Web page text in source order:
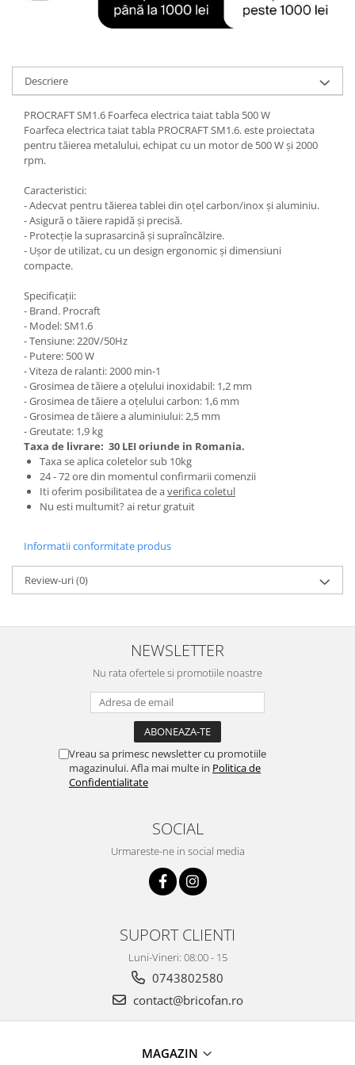
Tractoraș de tuns gazonul
deplumatoare
Echipamente pentru animale
Piese si accesorii aparate de tuns
animale
Tarcuri animale
Semanatori
Masini batut stalpi si accesorii
Roabe & accesorii
Casute gradina si cutii depozitare
Corturi, Prelate si plase de
umbrire
Lopeti zapada
Zdrobitoare si teascuri
Teascuri
Zdrobitoare electrice
Zdrobitoare electrice & manuale
Zdrobitoare manuale
Masini de cusut si accesorii
Articole antidaunatori gradina
Suflante si aspiratoare exterior
Unelte altoit
Stropitori
Folie si plase pt plante
Masini de maturat manuale
Masini batut stalpi
Pentru Casa si Camping
Aragaze, plite, piese butelii de
Accesorii aragaze & butelii
Pirostrii si accesorii pentru gatit
Corpuri de iluminat
Lumina de crestere pentru plante
Descriere
PROCRAFT SM1.6 Foarfeca electrica taiat tabla 500 W
Foarfeca electrica taiat tabla PROCRAFT SM1.6. este proiectata
pentru tăierea metalului, echipat cu un motor de 500 W și 2000
rpm.
Caracteristici:
- Adecvat pentru tăierea tablei din oțel carbon/inox și aluminiu.
- Asigură o tăiere rapidă și precisă.
- Protecție la suprasarcină și supraîncălzire.
- Ușor de utilizat, cu un design ergonomic și dimensiuni
compacte.
Specificații:
- Brand. Procraft
- Model: SM1.6
- Tensiune: 220V/50Hz
- Putere: 500 W
- Viteza de ralanti: 2000 min-1
- Grosimea de tăiere a oțelului inoxidabil: 1,2 mm
- Grosimea de tăiere a oțelului carbon: 1,6 mm
- Grosimea de tăiere a aluminiului: 2,5 mm
- Greutate: 1,9 kg
Taxa de livrare: 30 LEI oriunde in Romania.
Taxa se aplica coletelor sub 10kg
24 - 72 ore din momentul confirmarii comenzii
Iti oferim posibilitatea de averifica coletul
Nu esti multumit? ai retur gratuit
Informatii conformitate produs
Review-uri(0)
NEWSLETTER
Nu rata ofertele si promotiile noastre
Vreau sa primesc newsletter cu promotiile
magazinului. Afla mai multe in Politica de
Confidentialitate
SOCIAL
Urmareste-ne in social media
SUPORT CLIENTI
Luni-Vineri: 08:00 - 15
0743802580
contact@bricofan.ro
MAGAZIN